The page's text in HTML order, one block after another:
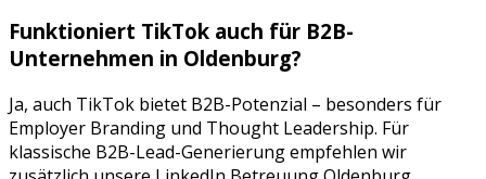
Funktioniert TikTok auch für B2B-
Unternehmen in Oldenburg?
Ja, auch TikTok bietet B2B-Potenzial – besonders für
Employer Branding und Thought Leadership. Für
klassische B2B-Lead-Generierung empfehlen wir